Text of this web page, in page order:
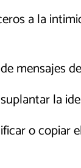
a la
mensajes
la
o copiar